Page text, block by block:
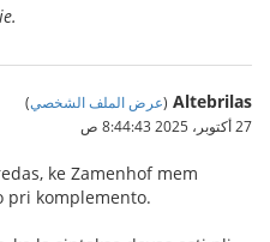
Altebrilas
(عرض الملف الشخصي)
27 أكتوبر، 2025 8:44:43 ص
ke Zamenhof mem
pri komplemento.